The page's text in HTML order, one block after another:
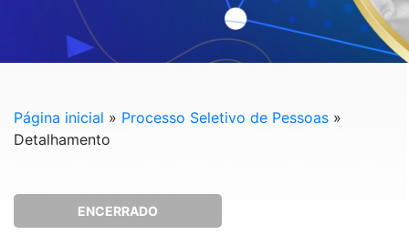
Página inicial » Processo Seletivo de Pessoas »
Detalhamento
ENCERRADO